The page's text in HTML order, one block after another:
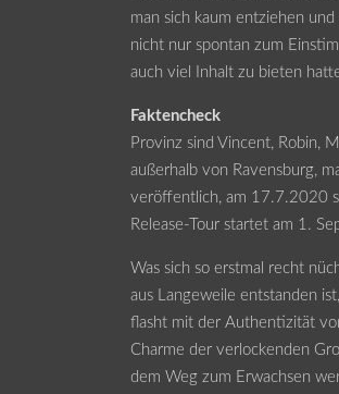
man sich kaum entziehen
nicht nur spontan zum
auch viel Inhalt zu bieten
Faktencheck
Provinz sind Vincent, Robin,
außerhalb von Ravensburg,
veröffentlich, am 17.7.2020
Release-Tour startet am 1.
Was sich so erstmal recht
aus Langeweile entstanden
flasht mit der Authentizität
Charme der verlockenden
dem Weg zum Erwachsen